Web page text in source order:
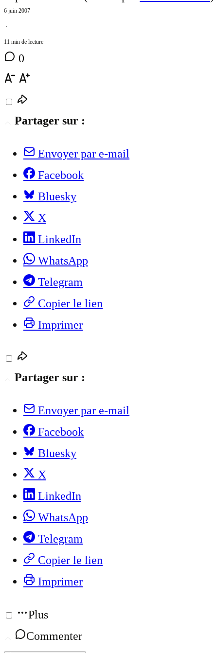
6 juin 2007
⋅
11 min de lecture
0
Partager sur :
Envoyer par e-mail
Facebook
Bluesky
X
LinkedIn
WhatsApp
Telegram
Copier le lien
Imprimer
Partager sur :
Envoyer par e-mail
Facebook
Bluesky
X
LinkedIn
WhatsApp
Telegram
Copier le lien
Imprimer
Plus
Commenter